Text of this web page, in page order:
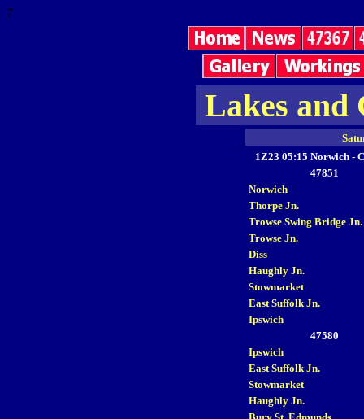
7
Lakes
1Z23 05:15 Norwich -
47851
Norwich
Thorpe Jn.
Trowse Swing Bridge Jn.
Trowse Jn.
Diss
Haughly Jn.
Stowmarket
East Suffolk Jn.
Ipswich
47580
Ipswich
East Suffolk Jn.
Stowmarket
Haughly Jn.